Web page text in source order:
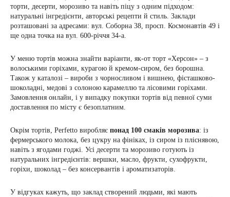
торти, десерти, морозиво та навіть піцу з одним підходом:
натуральні інгредієнти, авторські рецепти й стиль. Заклади
розташовані за адресами: вул. Соборна 38, просп. Космонавтів 49 і
ще одна точка на вул. 600-річчя 34-а.
У меню тортів можна знайти варіанти, як-от торт «Херсон» – з
волоськими горіхами, курагою й кремом-сиром, без борошна.
Також у каталозі – вироби з чорносливом і вишнею, фісташково-
шоколадні, медові з солоною карамеллю та лісовими горіхами.
Замовлення онлайн, і у випадку покупки тортів від певної суми
доставлення по місту є безоплатним.
Окрім тортів, Perfetto виробляє понад 100 смаків морозива: із
фермерського молока, без цукру на фініках, із сиром із пліснявою,
навіть з ягодами годжі. Усі десерти та морозиво готують із
натуральних інгредієнтів: вершки, масло, фрукти, сухофрукти,
горіхи, шоколад – без консервантів і ароматизаторів.
У відгуках кажуть, що заклад створений людьми, які мають